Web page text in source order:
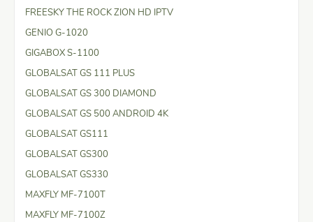
FREESKY THE ROCK ZION HD IPTV
GENIO G-1020
GIGABOX S-1100
GLOBALSAT GS 111 PLUS
GLOBALSAT GS 300 DIAMOND
GLOBALSAT GS 500 ANDROID 4K
GLOBALSAT GS111
GLOBALSAT GS300
GLOBALSAT GS330
MAXFLY MF-7100T
MAXFLY MF-7100Z